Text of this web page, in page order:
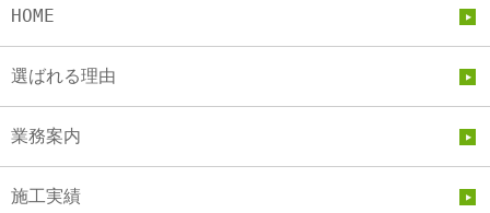
HOME
選ばれる理由
業務案内
施工実績